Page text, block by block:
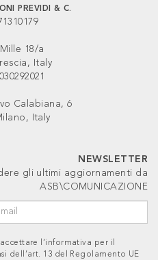
PREVIDI & C.
18/a
Italy
Calabiana, 6
Italy
NEWSLETTER
gli ultimi aggiornamenti da
ASB\COMUNICAZIONE
l’informativa per il
dell’art. 13 del Regolamento UE